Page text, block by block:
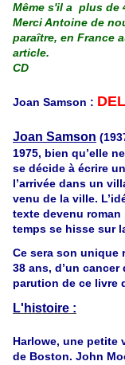
Même s'il a plus de
Merci Antoine de
paraître, en France
article.
CD
Joan Samson :
Joan Samson
1975, bien qu’elle
se décide à écrire
l’arrivée dans un
venu de la ville.
texte devenu roman
temps se hisse sur
Ce sera son unique
38 ans, d’un
parution de ce livre
L'histoire :
Harlowe, une petite
de Boston. John